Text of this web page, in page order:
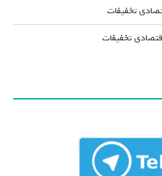
تخفیفات
تخفیفات